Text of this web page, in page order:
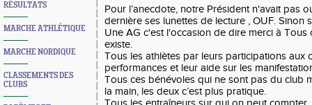
RÉSULTATS
MARCHE ATHLÉTIQUE
MARCHE NORDIQUE
CLASSEMENTS DES
CLUBS
Pour l’anecdote, notre Président n'avait pas
dernière ses lunettes de lecture , OUF. Sinon
Une AG c'est l'occasion de dire merci à Tous
existe.
Tous les athlètes par leurs participations aux
performances et leur aide sur les
Tous ces bénévoles qui ne sont pas du club
la main, les deux c’est plus pratique.